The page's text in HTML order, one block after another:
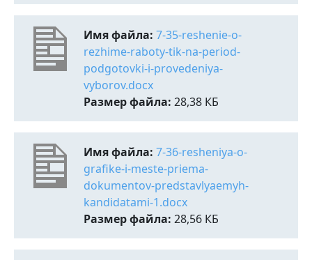
Имя файла: 7-35-reshenie-o-
rezhime-raboty-tik-na-period-
podgotovki-i-provedeniya-
vyborov.docx
Размер файла: 28,38 КБ
Имя файла: 7-36-resheniya-o-
grafike-i-meste-priema-
dokumentov-predstavlyaemyh-
kandidatami-1.docx
Размер файла: 28,56 КБ